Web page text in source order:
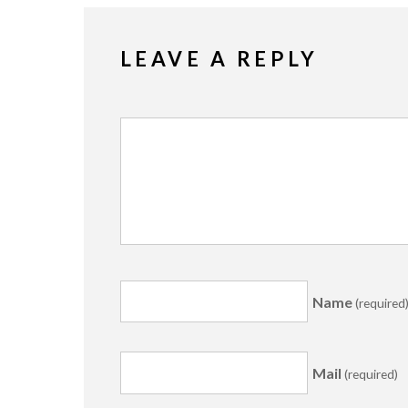
LEAVE A REPLY
Name
Mail(required)